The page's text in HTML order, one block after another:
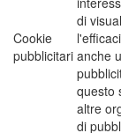
Cookie
pubblicitari
di
anche
questo
altre
di